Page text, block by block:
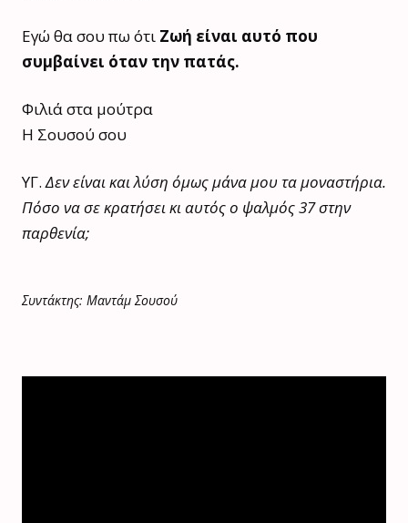
Εγώ θα σου πω ότι Ζωή είναι αυτό που
συμβαίνει όταν την πατάς.
Φιλιά στα μούτρα
Η Σουσού σου
ΥΓ.Δεν είναι και λύση όμως μάνα μου τα μοναστήρια.
Πόσο να σε κρατήσει κι αυτός ο ψαλμός 37 στην
παρθενία;
Συντάκτης: Μαντάμ Σουσού